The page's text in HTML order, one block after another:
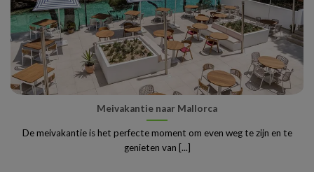
Meivakantie naar Mallorca
De meivakantie is het perfecte moment om even weg te zijn en te
genieten van [...]